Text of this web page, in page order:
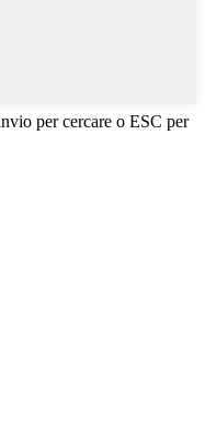
per cercare o ESC per